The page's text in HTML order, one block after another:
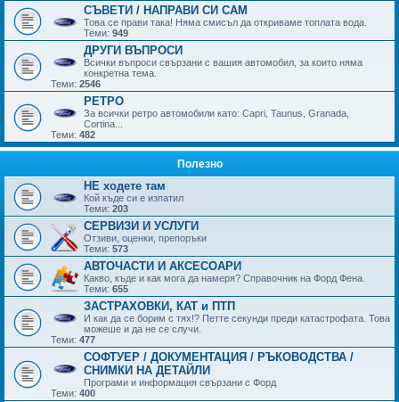
СЪВЕТИ / НАПРАВИ СИ САМ
Това се прави така! Няма смисъл да откриваме топлата вода.
Теми: 949
ДРУГИ ВЪПРОСИ
Всички въпроси свързани с вашия автомобил, за които няма
конкретна тема.
Теми: 2546
РЕТРО
За всички ретро автомобили като: Capri, Taunus, Granada,
Cortina...
Теми: 482
Полезно
НЕ ходете там
Кой къде си е изпатил
Теми: 203
СЕРВИЗИ И УСЛУГИ
Отзиви, оценки, препоръки
Теми: 573
АВТОЧАСТИ И АКСЕСОАРИ
Какво, къде и как мога да намеря? Справочник на Форд Фена.
Теми: 655
ЗАСТРАХОВКИ, КАТ и ПТП
И как да се борим с тях!? Петте секунди преди катастрофата. Това
можеше и да не се случи.
Теми: 477
СОФТУЕР / ДОКУМЕНТАЦИЯ / РЪКОВОДСТВА /
СНИМКИ НА ДЕТАЙЛИ
Програми и информация свързани с Форд
Теми: 400